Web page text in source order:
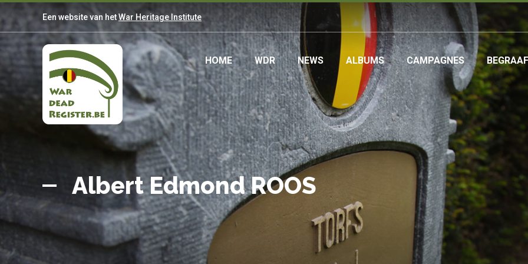
Overslaan
en
naar
de
inhoud
Een website van hetWar Heritage Institute
Belgian
War
Dead
Register
Main
navigation
HOME WDR NEWS ALBUMS CAMPAGNES
Albert Edmond ROOS